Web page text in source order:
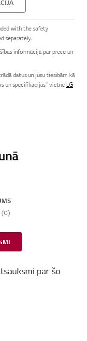
with the safety
separately.
informācijā par prece un
datus un jūsu tiesībām kā
un specifikācijas” vietnē LG
(0)
par šo